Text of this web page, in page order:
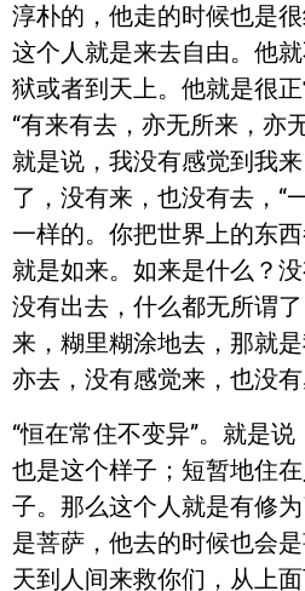
淳朴的，他走的时候也是
这个人就是来去自由。他
狱或者到天上。他就是很
“有来有去，亦无所来，亦
就是说，我没有感觉到我
了，没有来，也没有去，“
一样的。你把世界上的东
就是如来。如来是什么？
没有出去，什么都无所谓
来，糊里糊涂地去，那就
亦去，没有感觉来，也没有
“恒在常住不变异”。就是
也是这个样子；短暂地住
子。那么这个人就是有修
是菩萨，他去的时候也会
天到人间来救你们，从上